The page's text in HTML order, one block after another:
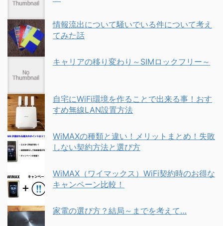
情報流出について騒いでいる件について考え
てみた話
キャリアの移り変わり～SIMロックフリー～
自宅にWiFi環境を作ることで出来る事！おす
すめ無線LAN設置方法
WiMAXの種類と違い！メリットまとめ！失敗
しない契約方法と選び方
WiMAX（ワイマックス）WiFi契約時のお得な
キャンペーン比較！
家電の選び方？結局～までを考えて…